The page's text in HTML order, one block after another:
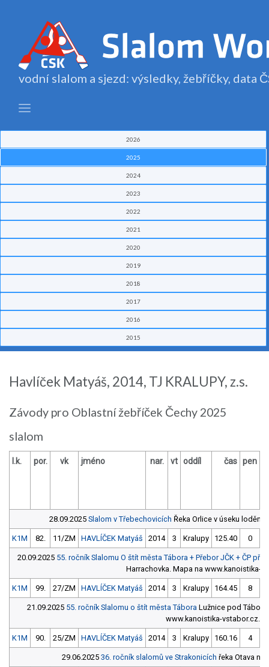
vodní slalom a sjezd: výsledky, žebříčky, data
2026
2025
2024
2023
2022
2021
2020
2019
2018
2017
2016
2015
Havlíček Matyáš, 2014, TJ KRALUPY, z.s.
Závody pro Oblastní žebříček Čechy 2025
slalom
l.k. por. vk jméno nar. vt oddíl čas pen
28.09.2025 Slalom v Třebechovicích Řeka Orlice v úseku
K1M 82. 11/ZM HAVLÍČEK Matyáš 2014 3 Kralupy 125.40 0
20.09.2025 55. ročník Slalomu O štít města Tábora + Přebor JČK + ČP
Harrachovka. Mapa na www.kanoistika-
K1M 99. 27/ZM HAVLÍČEK Matyáš 2014 3 Kralupy 164.45 8
21.09.2025 55. ročník Slalomu o štít města TáboraLužnice pod
www.kanoistika-vstabor.cz.
K1M 90. 25/ZM HAVLÍČEK Matyáš 2014 3 Kralupy 160.16 4
29.06.2025 36. ročník slalomů ve Strakonicích řeka Otava